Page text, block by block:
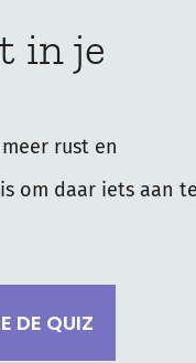
in je
rust en
om daar iets aan te
DE QUIZ